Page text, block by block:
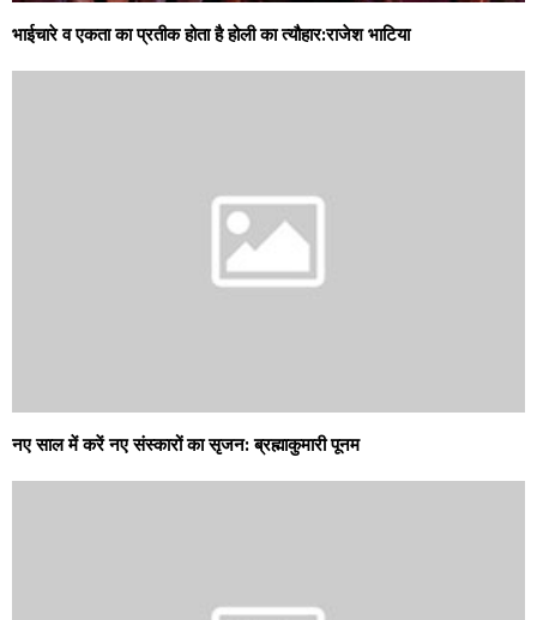
भाईचारे व एकता का प्रतीक होता है होली का त्यौहार:राजेश भाटिया
नए साल में करें नए संस्कारों का सृजन: ब्रह्माकुमारी पूनम